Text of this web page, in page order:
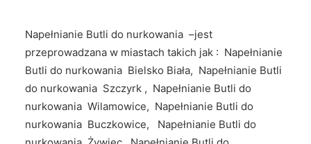
Napełnianie Butli do nurkowania –jest
przeprowadzana w miastach takich jak : Napełnianie
Butli do nurkowania Bielsko Biała, Napełnianie Butli
do nurkowania Szczyrk , Napełnianie Butli do
nurkowania Wilamowice, Napełnianie Butli do
nurkowania Buczkowice, Napełnianie Butli do